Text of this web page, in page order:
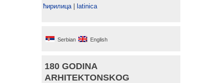
ћирилица | latinica
Serbian English
180 GODINA
ARHITEKTONSKOG